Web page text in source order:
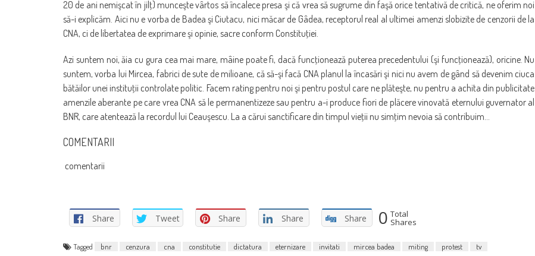
20 de ani nemişcat în jilţ) munceşte vârtos să încalece presa şi că vrea să sugrume din faşă orice tentativă de critică, ne oferim noi
să-i explicăm. Aici nu e vorba de Badea şi Ciutacu, nici măcar de Gâdea, receptorul real al ultimei amenzi slobizite de cenzorii de la
CNA, ci de libertatea de exprimare şi opinie, sacre conform Constituţiei.
Azi suntem noi, ăia cu gura cea mai mare, mâine poate fi, dacă funcţionează puterea precedentului (şi funcţionează), oricine. Nu
suntem, vorba lui Mircea, fabrici de sute de milioane, că să-şi facă CNA planul la încasări şi nici nu avem de gând să devenim ciuca
bătăilor unei instituţii controlate politic. Facem rating pentru noi şi pentru postul care ne plăteşte, nu pentru a achita din publicitate
amenzile aberante pe care vrea CNA să le permanentizeze sau pentru a-i produce fiori de plăcere vinovată eternului guvernator al
BNR, care atentează la recordul lui Ceauşescu. La a cărui sanctificare din timpul vieţii nu simţim nevoia să contribuim…
COMENTARII
comentarii
Share Tweet Share Share Share 0 Total
Shares
Tagged bnr cenzura cna constitutie dictatura eternizare invitati mircea badea miting protest tv